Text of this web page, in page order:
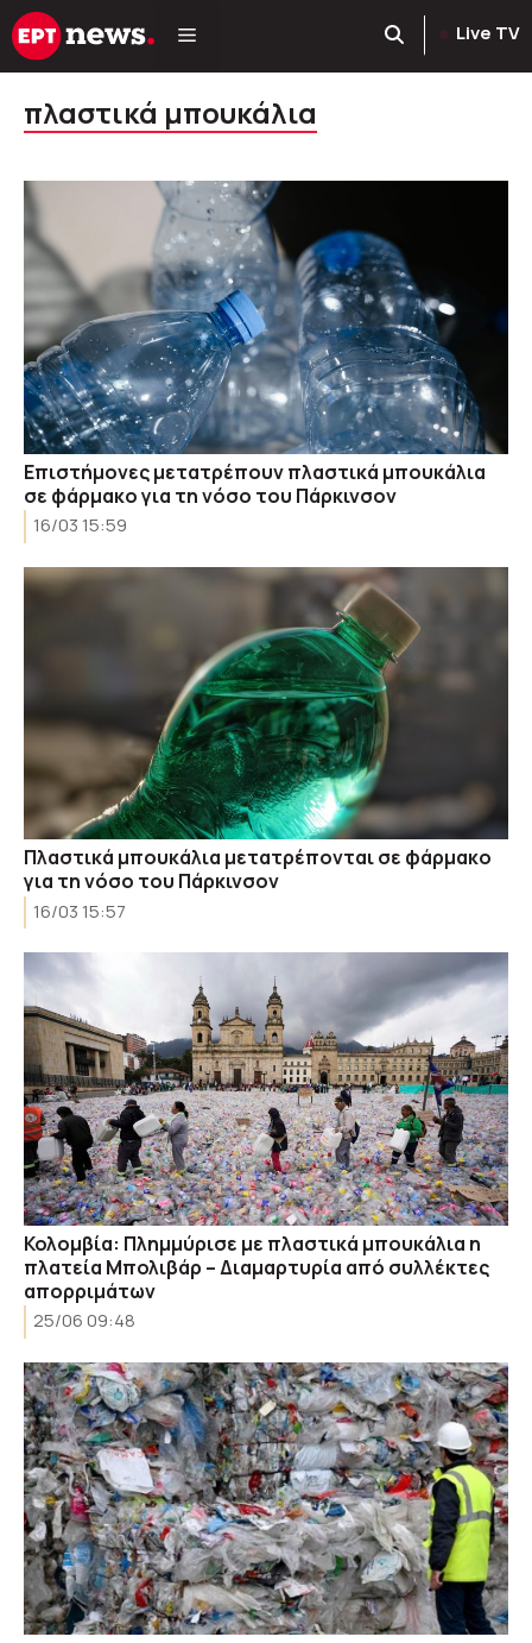
Μετάβαση
σε
Live TV
πλαστικά μπουκάλια
Επιστήμονες μετατρέπουν πλαστικά μπουκάλια
σε φάρμακο για τη νόσο του Πάρκινσον
16/03 15:59
Πλαστικά μπουκάλια μετατρέπονται σε φάρμακο
για τη νόσο του Πάρκινσον
16/03 15:57
Κολομβία: Πλημμύρισε με πλαστικά μπουκάλια η
πλατεία Μπολιβάρ – Διαμαρτυρία από συλλέκτες
απορριμάτων
25/06 09:48